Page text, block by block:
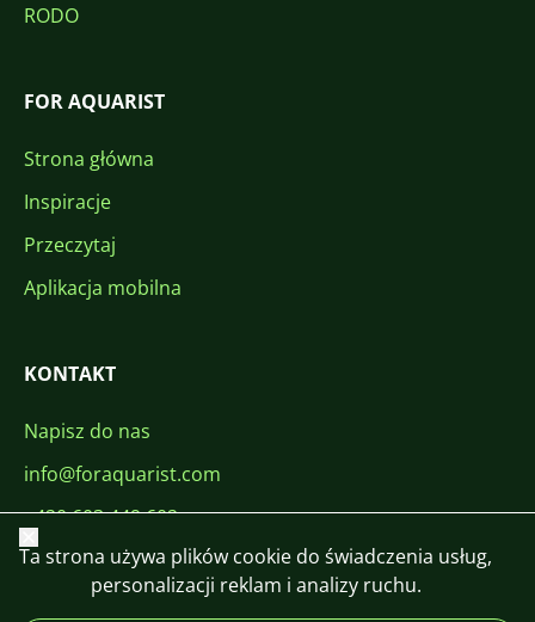
RODO
FOR AQUARIST
Strona główna
Inspiracje
Przeczytaj
Aplikacja mobilna
KONTAKT
Napisz do nas
info@foraquarist.com
+420 603 449 602
Zamknij
Ta strona używa plików cookie do świadczenia usług,
personalizacji reklam i analizy ruchu.